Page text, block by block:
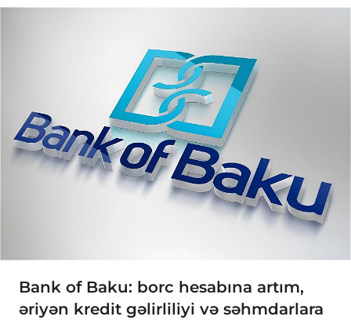
Bank of Baku: borc hesabına artım,
əriyən kredit gəlirliliyi və səhmdarlara